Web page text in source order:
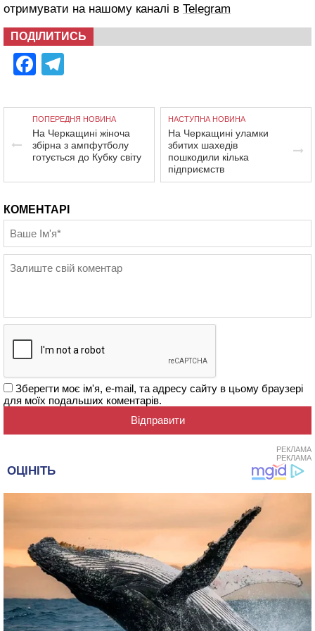
отримувати на нашому каналі в Telegram
ПОДІЛИТИСЬ
Facebook
ПОПЕРЕДНЯ НОВИНА
На Черкащині жіноча
збірна з ампфутболу
готується до Кубку світу
НАСТУПНА НОВИНА
На Черкащині уламки
збитих шахедів
пошкодили кілька
підприємств
КОМЕНТАРІ
Зберегти моє ім'я, e-mail, та адресу сайту в цьому браузері
для моїх подальших коментарів.
РЕКЛАМА
РЕКЛАМА